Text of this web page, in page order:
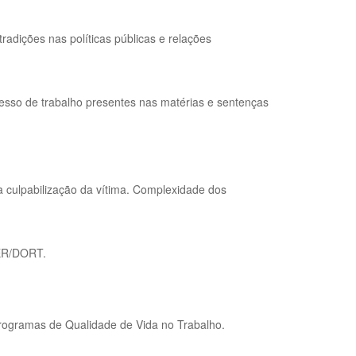
nas políticas públicas e relações
de trabalho presentes nas matérias e sentenças
da vítima. Complexidade dos
DORT.
de Qualidade de Vida no Trabalho.